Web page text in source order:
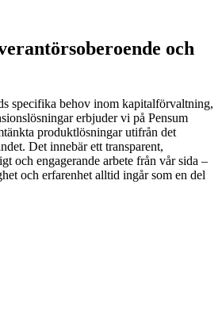
och
specifika behov inom kapitalförvaltning,
erbjuder vi på Pensum
produktlösningar utifrån det
Det innebär ett transparent,
och engagerande arbete från vår sida –
och erfarenhet alltid ingår som en del